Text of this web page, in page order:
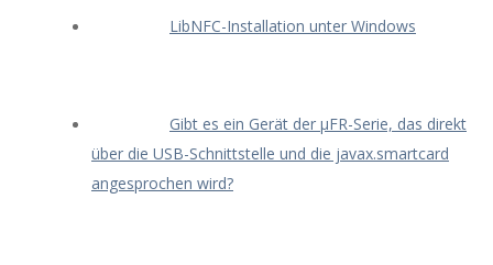
LibNFC-Installation unter Windows
Gibt es ein Gerät der μFR-Serie, das direkt
über die USB-Schnittstelle und die javax.smartcard
angesprochen wird?